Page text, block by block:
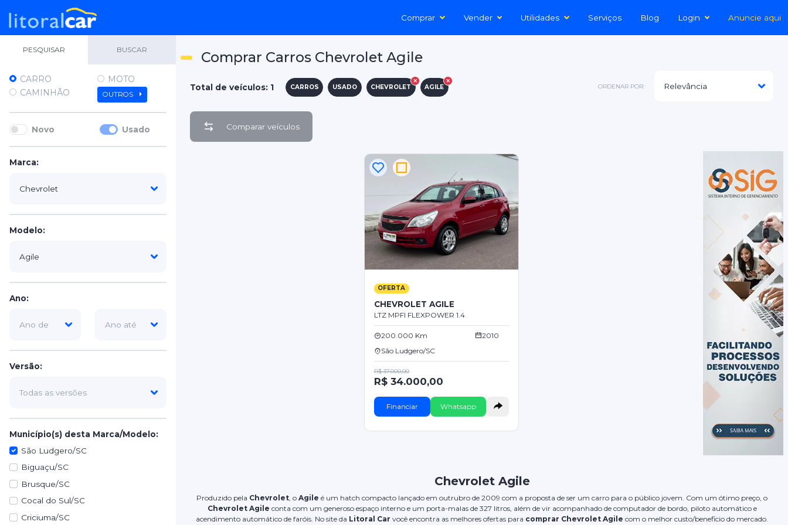
Comprar Vender Utilidades Serviços Blog Login Anuncie aqui
PESQUISAR BUSCAR
CARRO
MOTO
CAMINHÃO
OUTROS
Novo Usado
Marca:
Modelo:
Ano:
Versão:
Município(s) desta Marca/Modelo:
São Ludgero/SC
Biguaçu/SC
Brusque/SC
Cocal do Sul/SC
Criciuma/SC
Comprar Carros Chevrolet Agile
Total de veículos: 1 CARROS USADO CHEVROLET AGILE ORDENAR POR:
Comparar veículos
OFERTA
CHEVROLET AGILE
LTZ MPFI FLEXPOWER 1.4
200.000 Km
2010
São Ludgero/SC
R$ 37.000,00
R$ 34.000,00
Financiar Whatsapp
Chevrolet Agile
Produzido pela Chevrolet, o Agile é um hatch compacto lançado em outrubro de 2009 com a proposta de ser um carro para o público jovem. Com um ótimo preço, o
Chevrolet Agile conta com um generoso espaço interno e um porta-malas de 327 litros, além de vir acompanhado de computador de bordo, piloto automático e
acendimento automático de faróis. No site da Litoral Car você encontra as melhores ofertas para comprar Chevrolet Agile com o melhor custo/beneficio do mercado.